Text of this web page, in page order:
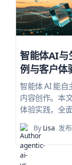
智能体AI与
例与客户体
智能体 AI 能自
内容创作。本
体验实践，全
ByLisa 发